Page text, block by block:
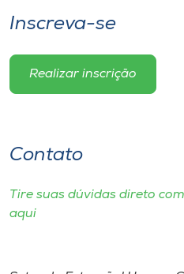
Inscreva-se
Realizar inscrição
Contato
Tire suas dúvidas direto
aqui